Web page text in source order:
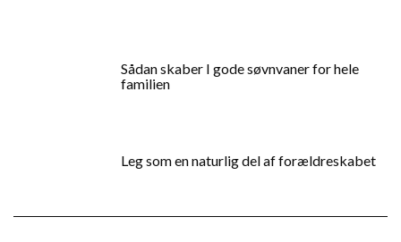
Sådan skaber I gode søvnvaner for hele
familien
Leg som en naturlig del af forældreskabet